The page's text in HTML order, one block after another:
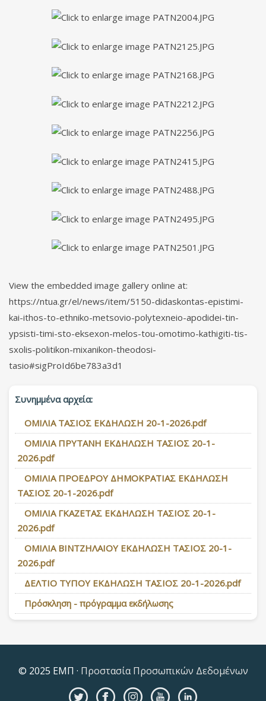
View the embedded image gallery online at:
https://ntua.gr/el/news/item/5150-didaskontas-epistimi-
kai-ithos-to-ethniko-metsovio-polytexneio-apodidei-tin-
ypsisti-timi-sto-eksexon-melos-tou-omotimo-kathigiti-tis-
sxolis-politikon-mixanikon-theodosi-
tasio#sigProId6be783a3d1
Συνημμένα αρχεία:
ΟΜΙΛΙΑ ΤΑΣΙΟΣ ΕΚΔΗΛΩΣΗ 20-1-2026.pdf
ΟΜΙΛΙΑ ΠΡΥΤΑΝΗ ΕΚΔΗΛΩΣΗ ΤΑΣΙΟΣ 20-1-
2026.pdf
ΟΜΙΛΙΑ ΠΡΟΕΔΡΟΥ ΔΗΜΟΚΡΑΤΙΑΣ ΕΚΔΗΛΩΣΗ
ΤΑΣΙΟΣ 20-1-2026.pdf
ΟΜΙΛΙΑ ΓΚΑΖΕΤΑΣ ΕΚΔΗΛΩΣΗ ΤΑΣΙΟΣ 20-1-
2026.pdf
ΟΜΙΛΙΑ ΒΙΝΤΖΗΛΑΙΟΥ ΕΚΔΗΛΩΣΗ ΤΑΣΙΟΣ 20-1-
2026.pdf
ΔΕΛΤΙΟ ΤΥΠΟΥ ΕΚΔΗΛΩΣΗ ΤΑΣΙΟΣ 20-1-2026.pdf
Πρόσκληση - πρόγραμμα εκδήλωσης
© 2025 ΕΜΠ · Προστασία Προσωπικών Δεδομένων